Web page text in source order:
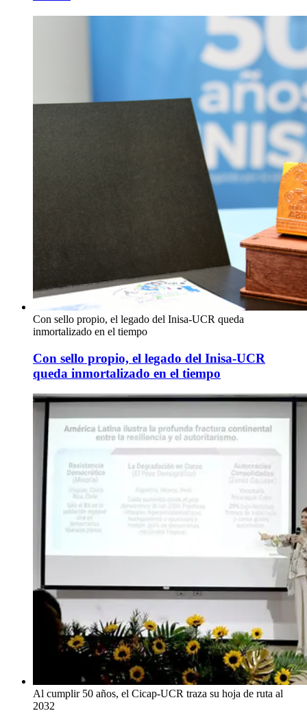
Con sello propio, el legado del Inisa-UCR queda
inmortalizado en el tiempo
Con sello propio, el legado del Inisa-UCR
queda inmortalizado en el tiempo
Al cumplir 50 años, el Cicap-UCR traza su hoja de ruta al
2032